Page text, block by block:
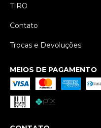
TIRO
Contato
Trocas e Devoluções
MEIOS DE PAGAMENTO